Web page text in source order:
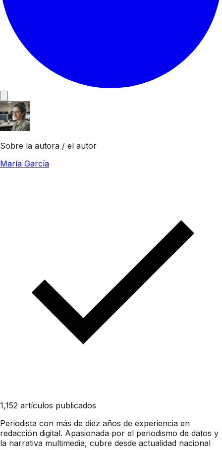
Sobre la autora / el autor
María García
1,152 artículos publicados
Periodista con más de diez años de experiencia en
redacción digital. Apasionada por el periodismo de datos y
la narrativa multimedia, cubre desde actualidad nacional